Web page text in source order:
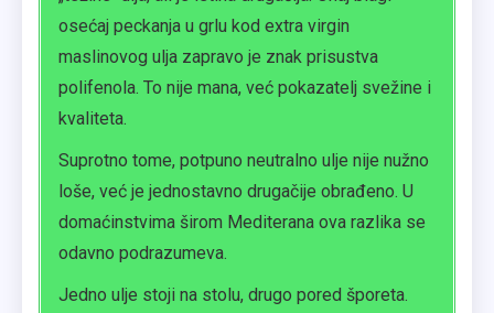
osećaj peckanja u grlu kod extra virgin
maslinovog ulja zapravo je znak prisustva
polifenola. To nije mana, već pokazatelj svežine i
kvaliteta.
Suprotno tome, potpuno neutralno ulje nije nužno
loše, već je jednostavno drugačije obrađeno. U
domaćinstvima širom Mediterana ova razlika se
odavno podrazumeva.
Jedno ulje stoji na stolu, drugo pored šporeta.